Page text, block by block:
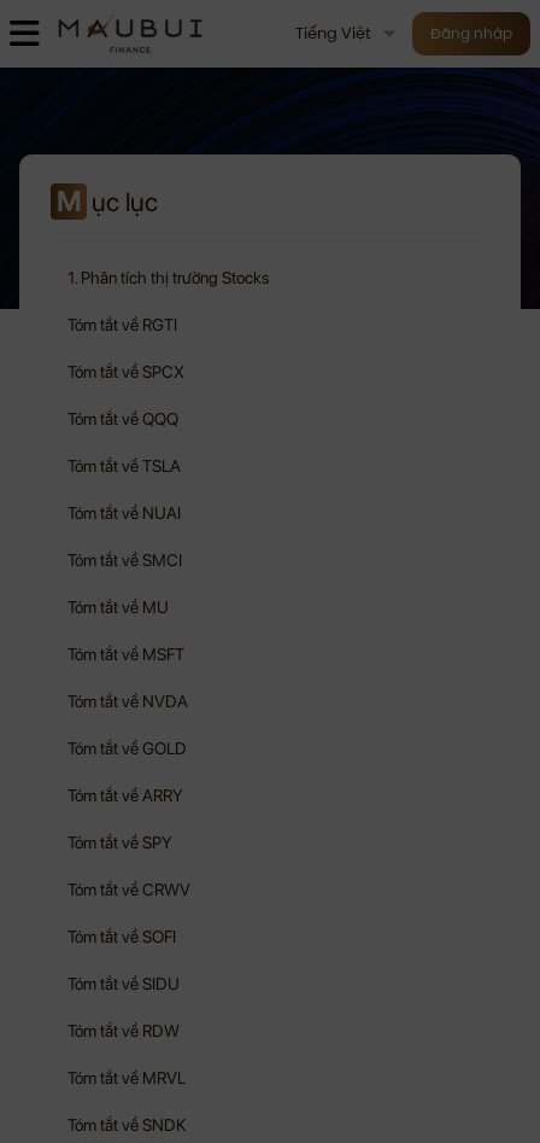
Tiếng Việt Đăng nhập
M ục lục
1. Phân tích thị trường Stocks
Tóm tắt về RGTI
Tóm tắt về SPCX
Tóm tắt về QQQ
Tóm tắt về TSLA
Tóm tắt về NUAI
Tóm tắt về SMCI
Tóm tắt về MU
Tóm tắt về MSFT
Tóm tắt về NVDA
Tóm tắt về GOLD
Tóm tắt về ARRY
Tóm tắt về SPY
Tóm tắt về CRWV
Tóm tắt về SOFI
Tóm tắt về SIDU
Tóm tắt về RDW
Tóm tắt về MRVL
Tóm tắt về SNDK